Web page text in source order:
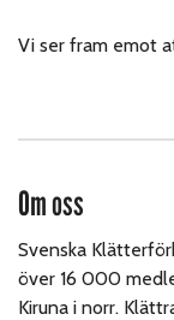
Vi ser fram emot
Om oss
Svenska
över 16 000
Kiruna i norr.